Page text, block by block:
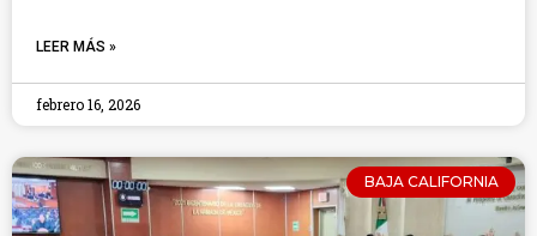
LEER MÁS »
febrero 16, 2026
BAJA CALIFORNIA